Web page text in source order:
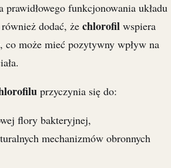
funkcjonowania układu
dodać, że chlorofil wspiera
co może mieć pozytywny wpływ na
przyczynia się do:
flory bakteryjnej,
mechanizmów obronnych